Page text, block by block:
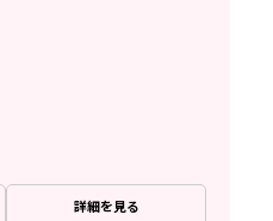
詳細を見る